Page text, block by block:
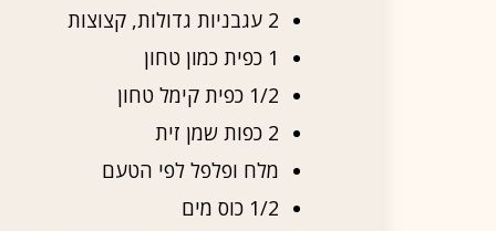
2 עגבניות גדולות, קצוצות
1 כפית כמון טחון
1/2 כפית קימל טחון
2 כפות שמן זית
מלח ופלפל לפי הטעם
1/2 כוס מים